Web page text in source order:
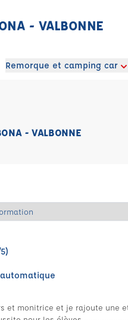
- VALBONNE
Remorque et camping car
- VALBONNE
et monitrice et je rajoute une